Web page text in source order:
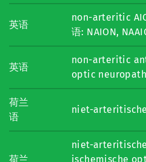
英语
non-arteritic
语: NAION,
英语
non-arteritic
optic
荷兰
语
niet-arteritische
荷兰
niet-
ischemische